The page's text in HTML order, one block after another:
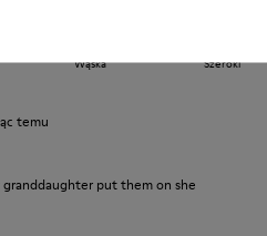
Wąska Szeroki
temu
granddaughter put them on she